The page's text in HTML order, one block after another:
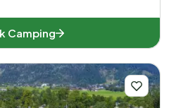
Camping